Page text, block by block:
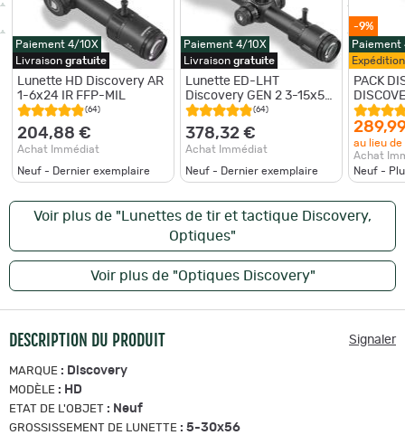
Paiement 4/10X
Livraison gratuite
Lunette HD Discovery AR
1-6x24 IR FFP-MIL
(64)
204,88 €
Achat Immédiat
Neuf - Dernier exemplaire
Paiement 4/10X
Livraison gratuite
Lunette ED-LHT
Discovery GEN 2 3-15x50
SFIR FFP-MRAD
(64)
378,32 €
Achat Immédiat
Neuf - Dernier exemplaire
-9%
Paiement
PACK
30X56
INCLUS
au lieu de
Achat
Neuf -
Voir plus de "Lunettes de tir et tactique Discovery,
Optiques"
Voir plus de "Optiques Discovery"
DESCRIPTION DU PRODUIT Signaler
MARQUE : Discovery
MODÈLE : HD
ETAT DE L'OBJET : Neuf
GROSSISSEMENT DE LUNETTE : 5-30x56